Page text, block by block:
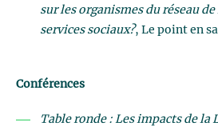
sur les organismes du réseau de
services sociaux?, Le point en
Conférences
Table ronde : Les impacts de la